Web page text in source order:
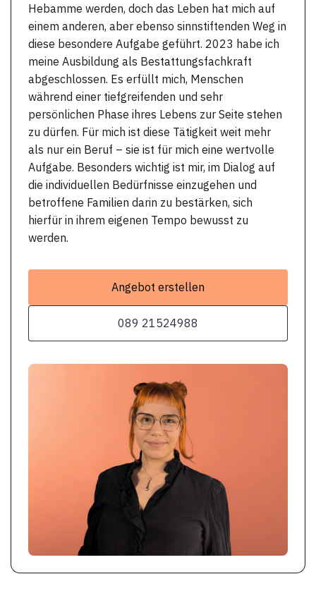
Hebamme werden, doch das Leben hat mich auf
einem anderen, aber ebenso sinnstiftenden Weg in
diese besondere Aufgabe geführt. 2023 habe ich
meine Ausbildung als Bestattungsfachkraft
abgeschlossen. Es erfüllt mich, Menschen
während einer tiefgreifenden und sehr
persönlichen Phase ihres Lebens zur Seite stehen
zu dürfen. Für mich ist diese Tätigkeit weit mehr
als nur ein Beruf – sie ist für mich eine wertvolle
Aufgabe. Besonders wichtig ist mir, im Dialog auf
die individuellen Bedürfnisse einzugehen und
betroffene Familien darin zu bestärken, sich
hierfür in ihrem eigenen Tempo bewusst zu
werden.
Angebot erstellen
089 21524988